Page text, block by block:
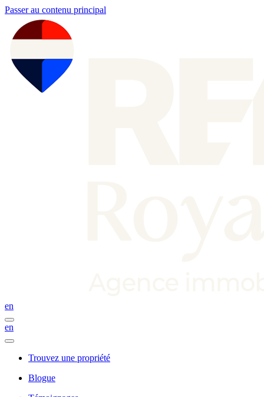
Passer au contenu principal
en
en
Trouvez une propriété
Blogue